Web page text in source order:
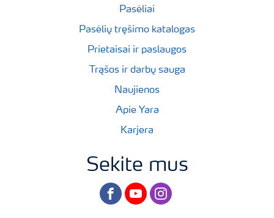
Pasėliai
Pasėlių tręšimo katalogas
Prietaisai ir paslaugos
Trąšos ir darbų sauga
Naujienos
Apie Yara
Karjera
Sekite mus
facebookyoutubeinstagram